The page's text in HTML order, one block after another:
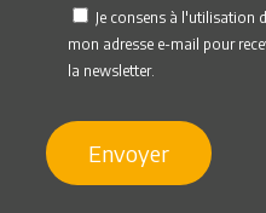
Je consens à l'utilisation
mon adresse e-mail pour
la newsletter.